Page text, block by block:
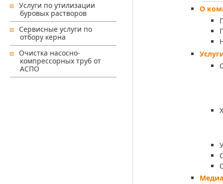
Услуги по утилизации
буровых растворов
Сервисные услуги по
отбору керна
Очистка насосно-
компрессорных труб от
АСПО
О